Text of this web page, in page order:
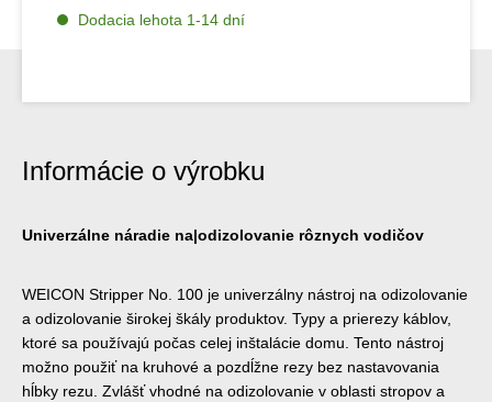
Dodacia lehota 1-14 dní
Informácie o výrobku
Univerzálne náradie na|odizolovanie rôznych vodičov
WEICON Stripper No. 100 je univerzálny nástroj na odizolovanie
a odizolovanie širokej škály produktov. Typy a prierezy káblov,
ktoré sa používajú počas celej inštalácie domu. Tento nástroj
možno použiť na kruhové a pozdĺžne rezy bez nastavovania
hĺbky rezu. Zvlášť vhodné na odizolovanie v oblasti stropov a